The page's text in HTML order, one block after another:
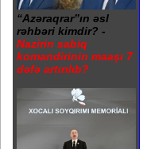
“Azəraqrar”ın əsl
rəhbəri kimdir? -
Nazirin sabiq
komandirinin maaşı 7
dəfə artırılıb?